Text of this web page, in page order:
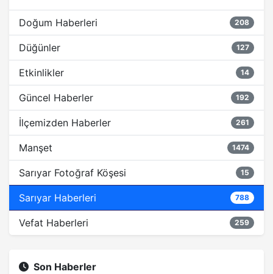
Doğum Haberleri 208
Düğünler 127
Etkinlikler 14
Güncel Haberler 192
İlçemizden Haberler 261
Manşet 1474
Sarıyar Fotoğraf Köşesi 15
Sarıyar Haberleri 788
Vefat Haberleri 259
Son Haberler